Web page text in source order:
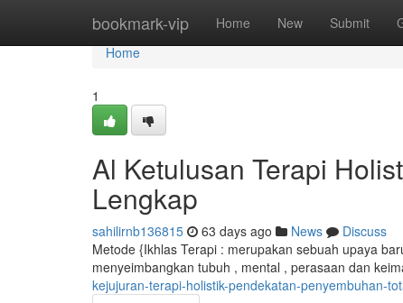
bookmark-vip Home New Submit
Home
Home
1
Al Ketulusan Terapi
Lengkap
sahilirnb136815 63 days ago News
Discuss
Metode {Ikhlas Terapi : merupakan sebuah upaya
menyeimbangkan tubuh , mental , perasaan dan
kejujuran-terapi-holistik-pendekatan-penyembuhan-